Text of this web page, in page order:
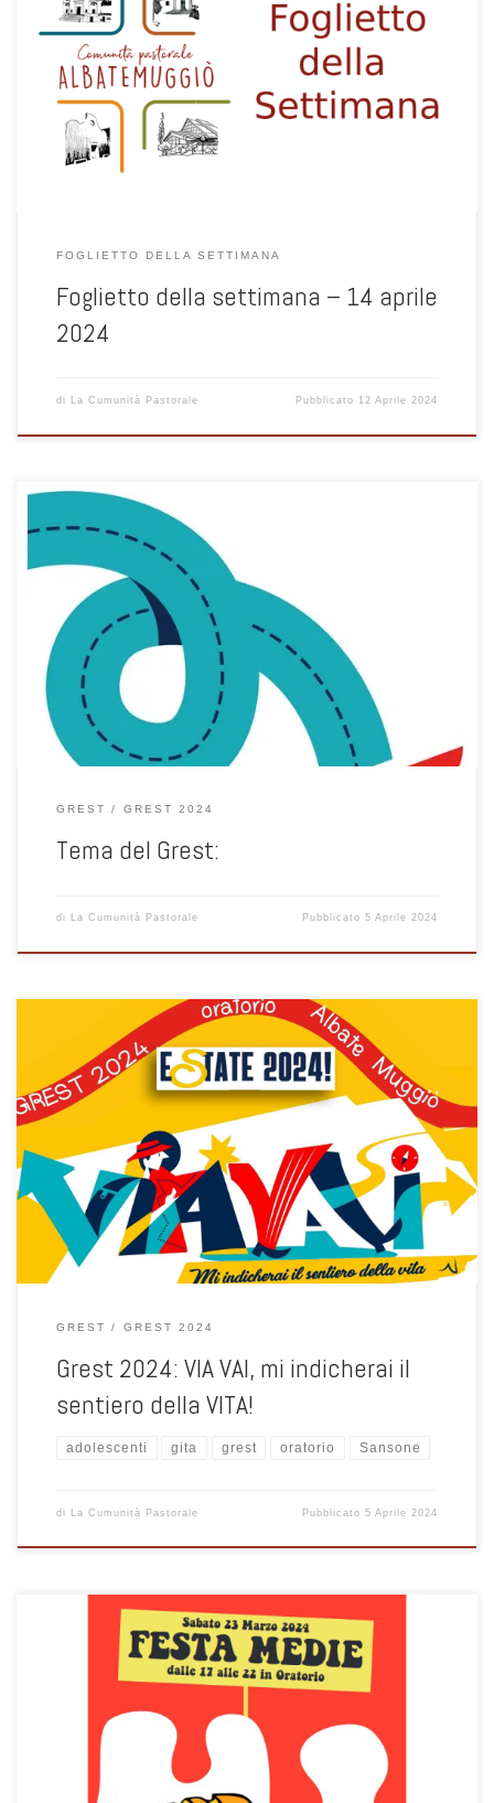
FOGLIETTO DELLA SETTIMANA
Foglietto della settimana – 14 aprile
2024
di La Cumunità Pastorale Pubblicato 12 Aprile 2024
VIA VAI! Mi indicherai il sentiero della vita! L’estate 2024 desidera
essere l’occasione per prenderci per mano ed educarci a
camminare, a scoprire il valore di una quotidianità vissuta a passo
d’uomo. Il cammino, infatti, costituisce uno dei paradigmi più
utilizzati per narrare l’esperienza umana: la vita dell’uomo è sempre
[…]
GREST GREST 2024
Tema del Grest:
di La Cumunità Pastorale Pubblicato5 Aprile 2024
Come ogni estate ritorna in Oratorio il Grest, momento di gioia,
amicizia, divertimento ... ma anche crescita e scoperta del valore del
"dono" . I ragazzi più grandi fanno dono del loro tempo ai bimbi più
piccoli. Tanti adulti (volontari) danno il loro tempo come "dono" per
organizzare, gestire e vivere i vari momenti. Dall'accoglienza, alla
preparazione e pulizia della mensa, all'accompagnamento nelle
uscite ... alla gestione contabile/amministrativa. C'è posto per tutti e
anche una piccola disponibilkità è preziosa. Anche un aiuto
economico è bene accetto: sia per copreire tutti i costi, ma anche
per aiutare chi è in difficoltà. L'estate è un momento per stare
insieme: Grest sta per GRuppo ESTivo e, come sempre si dice: E
...State in Oratorio!
GREST GREST 2024
Grest 2024: VIA VAI, mi indicherai il
sentiero della VITA!
adolescenti gita grest oratorio Sansone
di La Cumunità Pastorale Pubblicato5 Aprile 2024
Sabato 23 marzo ore 17:00